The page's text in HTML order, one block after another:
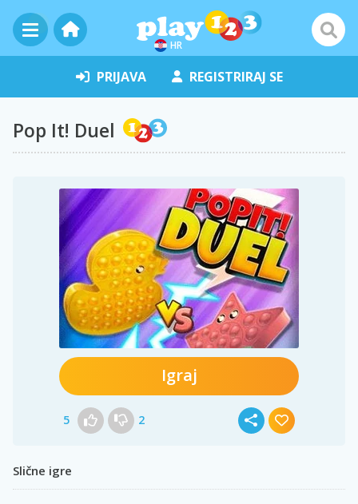
HR
PRIJAVA REGISTRIRAJ SE
Pop It! Duel
Igraj
5 2
Slične igre